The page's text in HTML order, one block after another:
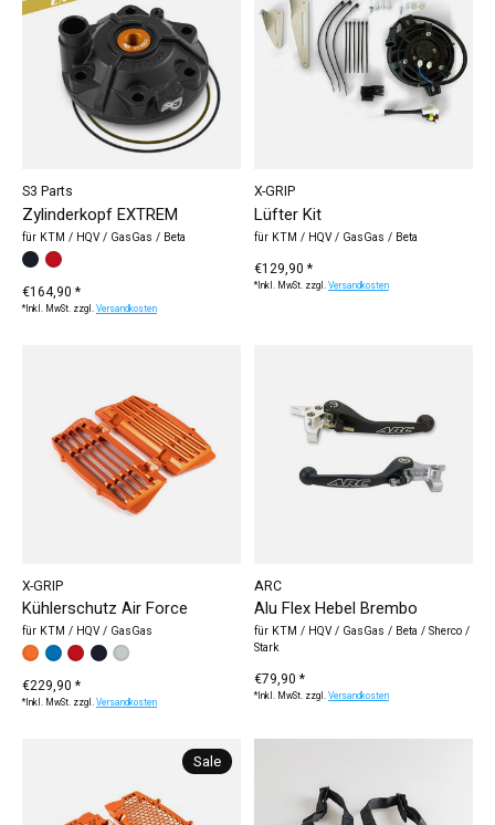
S3 Parts
Zylinderkopf EXTREM
für KTM / HQV / GasGas / Beta
Bitte wählen Sie: — KTM / HQV / GasGas - schwarz
KTM / HQV / GasGas - schwarz
Beta - rot
€164,90 *
*Inkl. MwSt. zzgl.Versandkosten
X-GRIP
Lüfter Kit
für KTM / HQV / GasGas / Beta
€129,90 *
*Inkl. MwSt. zzgl.Versandkosten
X-GRIP
Kühlerschutz Air Force
für KTM / HQV / GasGas
Farbe: *— orange
orange
blaurot schwarz
silber
€229,90 *
*Inkl. MwSt. zzgl.Versandkosten
ARC
Alu Flex Hebel Brembo
für KTM / HQV / GasGas / Beta / Sherco /
Stark
€79,90 *
*Inkl. MwSt. zzgl.Versandkosten
Sale